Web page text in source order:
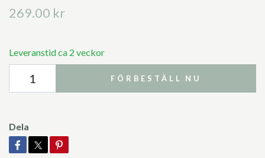
269.00 kr
Leveranstid ca 2 veckor
FÖRBESTÄLL NU
Dela